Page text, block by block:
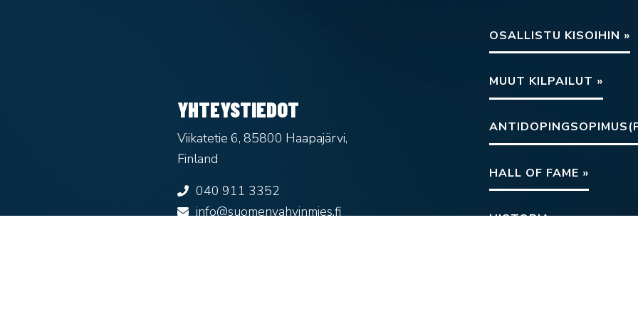
YHTEYSTIEDOT
Viikatetie 6, 85800 Haapajärvi,
Finland
040 911 3352
info@suomenvahvinmies.fi
OSALLISTU KISOIHIN »
MUUT KILPAILUT »
HALL OF FAME »
HISTORIA »